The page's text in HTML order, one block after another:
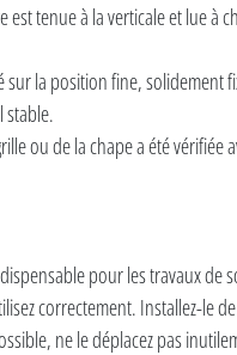
est tenue à la verticale et lue à
sur la position fine, solidement
stable.
ou de la chape a été vérifiée
pour les travaux de
correctement. Installez-le
ne le déplacez pas